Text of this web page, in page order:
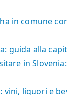
in comune
guida alla
in
vini, liquori e